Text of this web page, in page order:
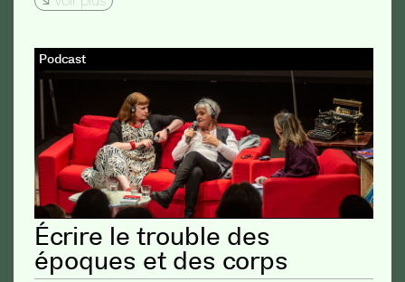
Podcast
Écrire le trouble des
époques et des corps